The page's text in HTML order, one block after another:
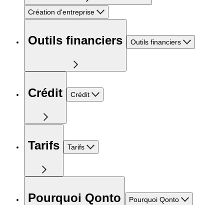
Création d'entreprise
Outils financiers Outils financiers
Crédit Crédit
Tarifs Tarifs
Pourquoi Qonto Pourquoi Qonto